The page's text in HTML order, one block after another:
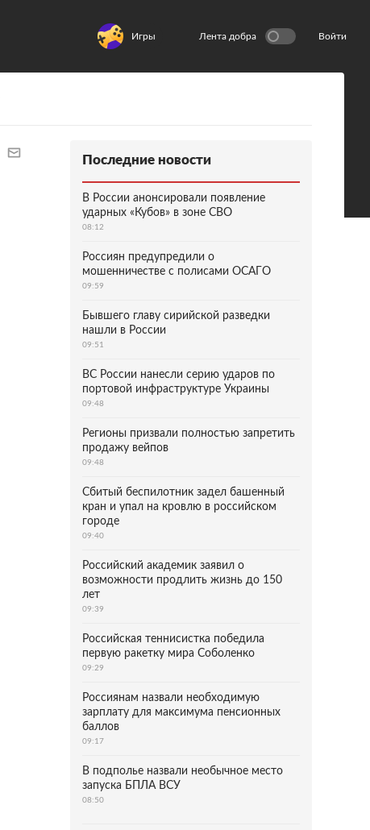
Игры Лента добра Войти
Последние новости
В России анонсировали появление
ударных «Кубов» в зоне СВО
08:12
Россиян предупредили о
мошенничестве с полисами ОСАГО
09:59
Бывшего главу сирийской разведки
нашли в России
09:51
ВС России нанесли серию ударов по
портовой инфраструктуре Украины
09:48
Регионы призвали полностью запретить
продажу вейпов
09:48
Сбитый беспилотник задел башенный
кран и упал на кровлю в российском
городе
09:40
Российский академик заявил о
возможности продлить жизнь до 150
лет
09:39
Российская теннисистка победила
первую ракетку мира Соболенко
09:29
Россиянам назвали необходимую
зарплату для максимума пенсионных
баллов
09:17
В подполье назвали необычное место
запуска БПЛА ВСУ
08:50